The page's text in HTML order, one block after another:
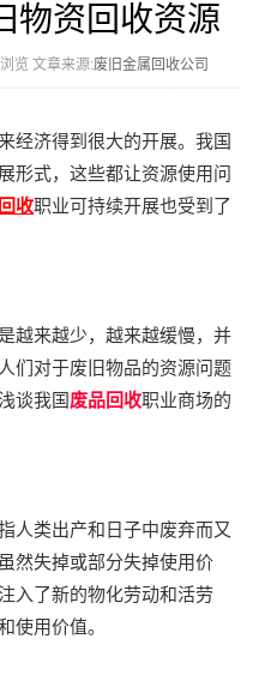
物资回收资源
览 文章来源:废旧金属回收公司
经济得到很大的开展。我国
形式，这些都让资源使用问
收职业可持续开展也受到了
越来越少，越来越缓慢，并
们对于废旧物品的资源问题
谈我国废品回收职业商场的
人类出产和日子中废弃而又
虽然失掉或部分失掉使用价
入了新的物化劳动和活劳
使用价值。